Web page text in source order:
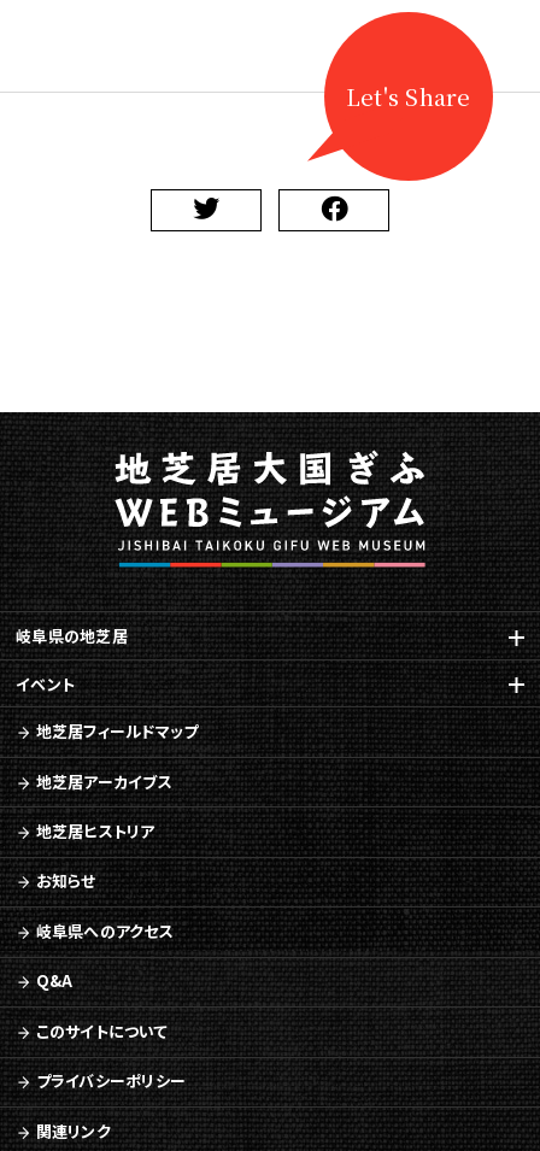
Let's Share
岐阜県の地芝居
イベント
地芝居フィールドマップ
地芝居アーカイブス
地芝居ヒストリア
お知らせ
岐阜県へのアクセス
Q&A
このサイトについて
プライバシーポリシー
関連リンク